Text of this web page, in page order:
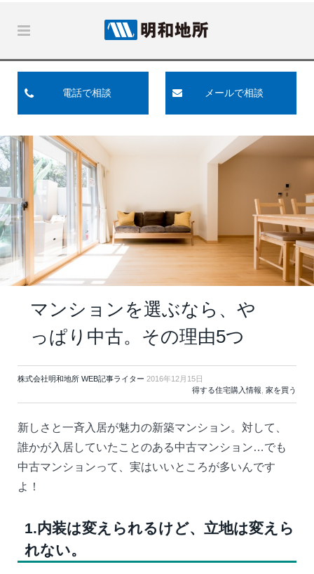
電話で相談 メールで相談
マンションを選ぶなら、や
っぱり中古。その理由5つ
株式会社明和地所 WEB記事ライター 2016年12月15日
得する住宅購入情報, 家を買う
新しさと一斉入居が魅力の新築マンション。対して、
誰かが入居していたことのある中古マンション…でも
中古マンションって、実はいいところが多いんです
よ！
1.内装は変えられるけど、立地は変えら
れない。